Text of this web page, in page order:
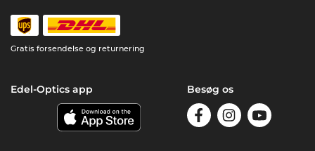
Gratis forsendelse og returnering
Edel-Optics app Besøg os